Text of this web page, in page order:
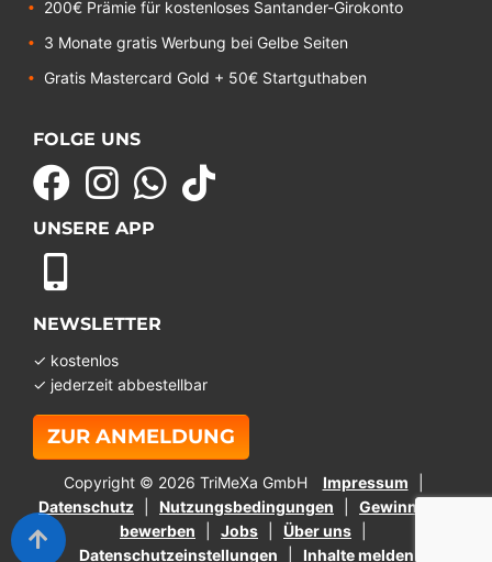
200€ Prämie für kostenloses Santander-Girokonto
3 Monate gratis Werbung bei Gelbe Seiten
Gratis Mastercard Gold + 50€ Startguthaben
FOLGE UNS
UNSERE APP
NEWSLETTER
✓ kostenlos
✓ jederzeit abbestellbar
ZUR ANMELDUNG
Copyright © 2026 TriMeXa GmbH
Impressum
Datenschutz
Nutzungsbedingungen
Gewinnspiel
bewerben
Jobs
Über uns
Datenschutzeinstellungen
Inhalte melden